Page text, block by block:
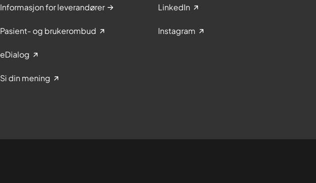
Informasjon for leverandører
Pasient- og brukerombud
eDialog
Si din mening
LinkedIn
Instagram